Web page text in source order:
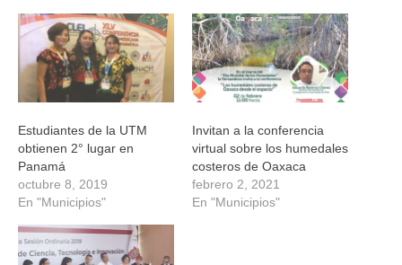
una
ventana
nueva)
una
ventana
nueva)
una
ventana
nueva)
una
ventana
nueva)
Estudiantes de la UTM
obtienen 2° lugar en
Panamá
octubre 8, 2019
En "Municipios"
Invitan a la conferencia
virtual sobre los humedales
costeros de Oaxaca
febrero 2, 2021
En "Municipios"